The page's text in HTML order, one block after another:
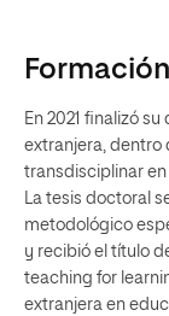
Formación
En 2021 finalizó
extranjera, dentro
transdisciplinar
La tesis doctoral
metodológico
y recibió el título
teaching for
extranjera en